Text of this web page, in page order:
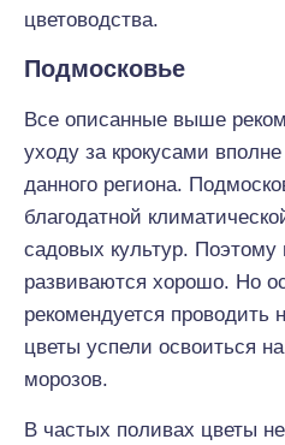
цветоводства.
Подмосковье
Все описанные выше
уходу за крокусами
данного региона.
благодатной
садовых культур. Поэтому
развиваются хорошо. Но
рекомендуется проводить
цветы успели освоиться
морозов.
В частых поливах цветы